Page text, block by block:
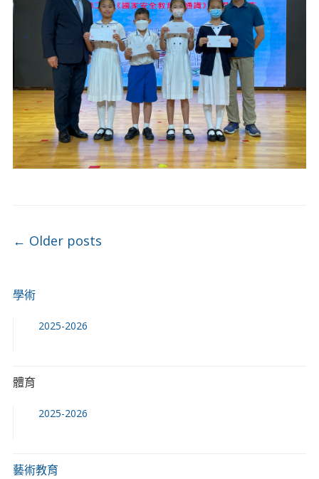
學術
2025-2026
體育
2025-2026
藝術教育
Post navigation
← Older posts